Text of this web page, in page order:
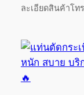
ละเอียดสินค้าโ